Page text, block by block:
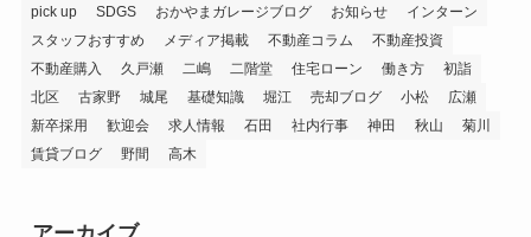
pick up SDGS おかやまガレージブログ お知らせ
インターン
スタッフおすすめ
メディア掲載 不動産コラム
不動産投資
不動産購入
久戸瀬 二嶋 二階堂 住宅ローン 働き方
初詣
北区
古家野 城尾 基礎知識 堀江 売却ブログ 小松
広瀬
新卒採用
歓迎会 求人情報 石田 社内行事 神田 秋山
菊川
賃貸ブログ
野間 高木